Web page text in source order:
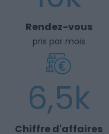
Rendez-vous
pris par mois
6,5k
Chiffre d'affaires